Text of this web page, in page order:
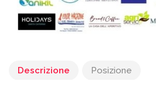
Descrizione Posizione